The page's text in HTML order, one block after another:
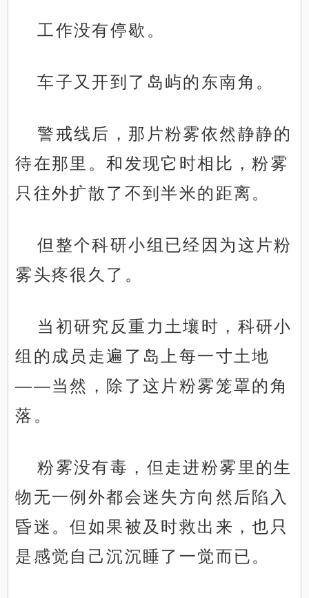
工作没有停歇。
车子又开到了岛屿的东南角。
警戒线后，那片粉雾依然静静的
待在那里。和发现它时相比，粉雾
只往外扩散了不到半米的距离。
但整个科研小组已经因为这片粉
雾头疼很久了。
当初研究反重力土壤时，科研小
组的成员走遍了岛上每一寸土地
——当然，除了这片粉雾笼罩的角
落。
粉雾没有毒，但走进粉雾里的生
物无一例外都会迷失方向然后陷入
昏迷。但如果被及时救出来，也只
是感觉自己沉沉睡了一觉而已。